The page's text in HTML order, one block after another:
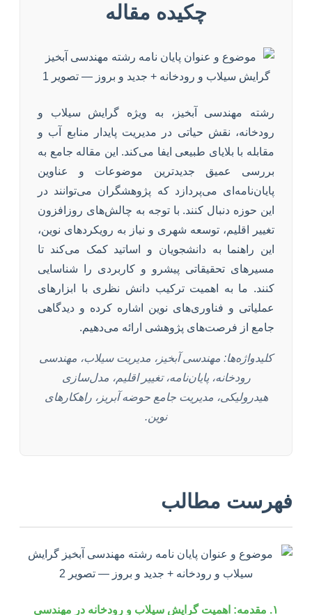
چکیده مقاله
رشته مهندسی آبخیز، به ویژه گرایش سیلاب و
رودخانه، نقش حیاتی در مدیریت پایدار منابع آب و
مقابله با بلایای طبیعی ایفا می‌کند. این مقاله جامع به
بررسی عمیق جدیدترین موضوعات و عناوین
پایان‌نامه‌ای می‌پردازد که پژوهشگران می‌توانند در
این حوزه دنبال کنند. با توجه به چالش‌های روزافزون
تغییر اقلیم، توسعه شهری و نیاز به رویکردهای نوین،
این راهنما به دانشجویان و اساتید کمک می‌کند تا
مسیرهای تحقیقاتی پیشرو و کاربردی را شناسایی
کنند. ما به اهمیت ترکیب دانش نظری با ابزارهای
عملیاتی و فناوری‌های نوین اشاره کرده و دیدگاهی
جامع از فرصت‌های پژوهشی ارائه می‌دهیم.
کلیدواژه‌ها: مهندسی آبخیز، مدیریت سیلاب، مهندسی
رودخانه، پایان‌نامه، تغییر اقلیم، مدل‌سازی
هیدرولیکی، مدیریت جامع حوضه آبریز، راهکارهای
نوین.
فهرست مطالب
۱. مقدمه: اهمیت گرایش سیلاب و رودخانه در مهندسی